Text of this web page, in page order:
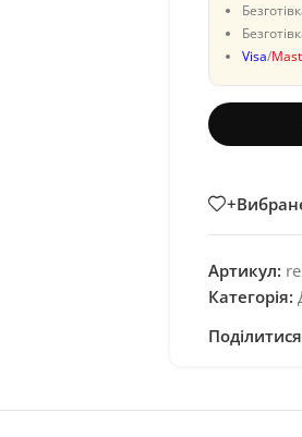
Visa/
Артикул:
Категорія: